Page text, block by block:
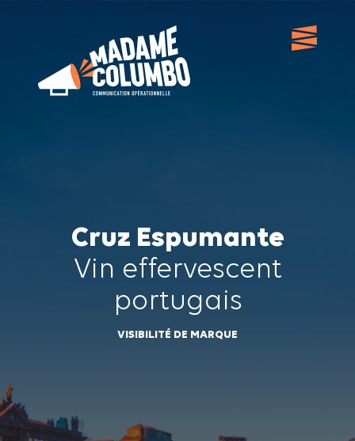
Cruz Espumante
Vin effervescent
portugais
VISIBILITÉ DE MARQUE